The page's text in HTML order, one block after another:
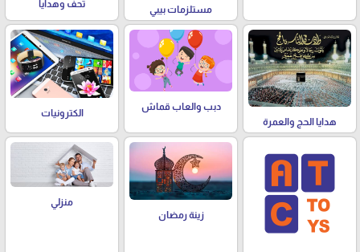
مستلزمات بيبي
تحف وهدايا
هدايا الحج والعمرة
دبب والعاب قماش
الكترونيات
زينة رمضان
منزلي